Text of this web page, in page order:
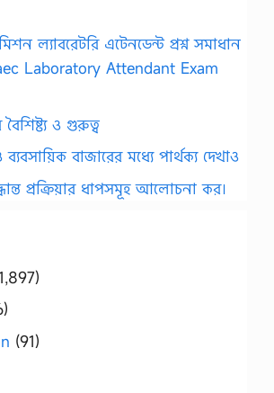
ল্যাবরেটরি এটেনডেন্ট প্রশ্ন সমাধান
Laboratory Attendant Exam
ও গুরুত্ব
বাজারের মধ্যে পার্থক্য দেখাও
প্রক্রিয়ার ধাপসমূহ আলোচনা কর।
(91)